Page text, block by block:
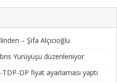
– Şifa Alçıcıoğlu
Yürüyüşü düzenleniyor
DP fiyat ayarlaması yaptı